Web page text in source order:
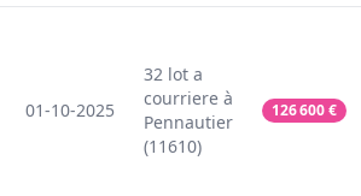
01-10-2025
32 lot a
courriere à
Pennautier
(11610)
126 600€